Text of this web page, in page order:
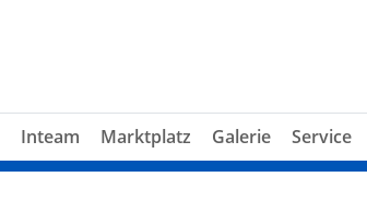
Inteam Marktplatz Galerie Service